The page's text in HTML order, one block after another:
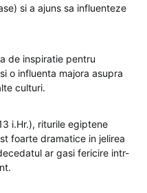
si a ajuns sa influenteze
de inspiratie pentru
o influenta majora asupra
culturi.
i.Hr.), riturile egiptene
foarte dramatice in jelirea
ar gasi fericire intr-